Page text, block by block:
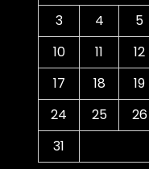
3
4 5
10
11 12
17
18 19
24
25 26
31